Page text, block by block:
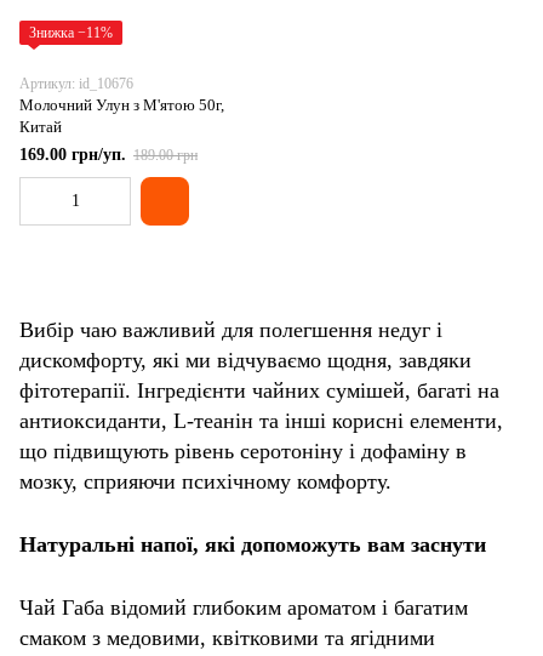
Знижка −11%
Артикул: id_10676
Молочний Улун з М'ятою 50г,
Китай
169.00 грн/уп. 189.00 грн
Вибір чаю важливий для полегшення недуг і
дискомфорту, які ми відчуваємо щодня, завдяки
фітотерапії. Інгредієнти чайних сумішей, багаті на
антиоксиданти, L-теанін та інші корисні елементи,
що підвищують рівень серотоніну і дофаміну в
мозку, сприяючи психічному комфорту.
Натуральні напої, які допоможуть вам заснути
Чай Габа відомий глибоким ароматом і багатим
смаком з медовими, квітковими та ягідними